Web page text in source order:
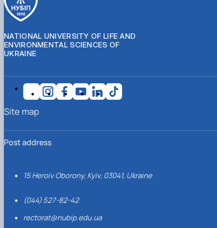
NATIONAL UNIVERSITY OF LIFE AND
ENVIRONMENTAL SCIENCES OF
UKRAINE
Post address
15 Heroiv Oborony, Kyiv, 03041, Ukraine
(044) 527-82-42
rectorat@nubip.edu.ua
Site map